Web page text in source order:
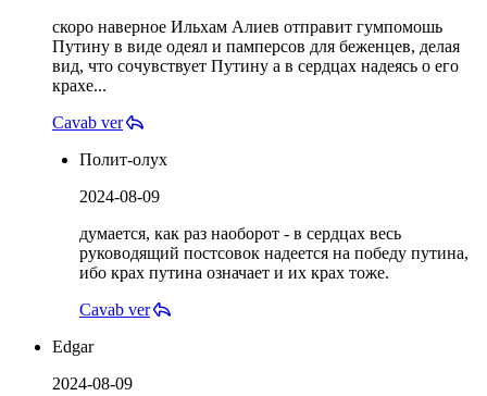
скоро наверное Ильхам Алиев отправит гумпомошь
Путину в виде одеял и памперсов для беженцев, делая
вид, что сочувcтвует Путину а в сердцах надеясь о его
крахе...
Cavab ver
Полит-олух
2024-08-09
думается, как раз наоборот - в сердцах весь
руководящий постсовок надеется на победу путина,
ибо крах путина означает и их крах тоже.
Cavab ver
Edgar
2024-08-09